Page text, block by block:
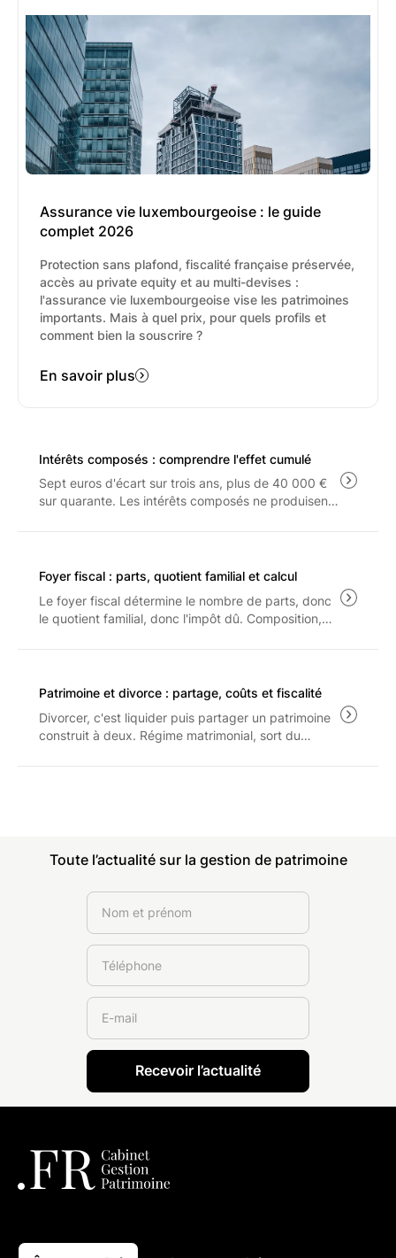
professionnel est d'apporter une transparence
totale au client sur les rémunérations perçues.
De plus, l'apport du conseil doit être amélioré
grâce à la perception de commissions de la
part de ses partenaires, changeant ainsi de
manière significative la relation client. Pour les
Conseillers en Gestion de Patrimoine
Indépendants (CGPI), la perception de
soient redistribuées au client.
Assurance vie luxembourgeoise : le guide
complet 2026
Protection sans plafond, fiscalité française préservée,
accès au private equity et au multi-devises :
l'assurance vie luxembourgeoise vise les patrimoines
importants. Mais à quel prix, pour quels profils et
comment bien la souscrire ?
En savoir plus
Intérêts composés : comprendre l'effet cumulé
Sept euros d'écart sur trois ans, plus de 40 000 €
sur quarante. Les intérêts composés ne produisent
Foyer fiscal : parts, quotient familial et calcul
Le foyer fiscal détermine le nombre de parts, donc
le quotient familial, donc l'impôt dû. Composition,
Patrimoine et divorce : partage, coûts et fiscalité
Divorcer, c'est liquider puis partager un patrimoine
construit à deux. Régime matrimonial, sort du
Toute l’actualité sur la gestion de patrimoine